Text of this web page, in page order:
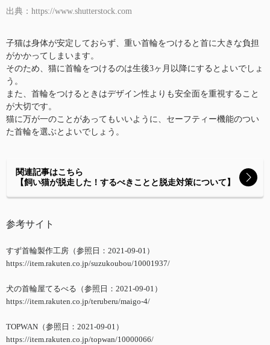
出典：https://www.shutterstock.com
子猫は身体が安定しておらず、重い首輪をつけると首に大きな負担
がかかってしまいます。
そのため、猫に首輪をつけるのは生後3ヶ月以降にするとよいでしょ
う。
また、首輪をつけるときはデザイン性よりも安全面を重視すること
が大切です。
猫に万が一のことがあってもいいように、セーフティー機能のつい
た首輪を選ぶとよいでしょう。
関連記事はこちら
【飼い猫が脱走した！するべきことと脱走対策について】
参考サイト
すず首輪製作工房（参照日：2021-09-01）
https://item.rakuten.co.jp/suzukoubou/10001937/
犬の首輪屋てるべる（参照日：2021-09-01）
https://item.rakuten.co.jp/teruberu/maigo-4/
TOPWAN（参照日：2021-09-01）
https://item.rakuten.co.jp/topwan/10000066/